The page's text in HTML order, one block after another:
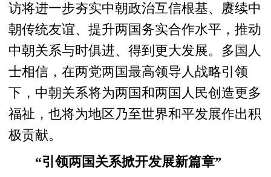
访将进一步夯实中朝政治互信根基、赓续中
朝传统友谊、提升两国务实合作水平，推动
中朝关系与时俱进、得到更大发展。多国人
士相信，在两党两国最高领导人战略引领
下，中朝关系将为两国和两国人民创造更多
福祉，也将为地区乃至世界和平发展作出积
极贡献。
“引领两国关系掀开发展新篇章”